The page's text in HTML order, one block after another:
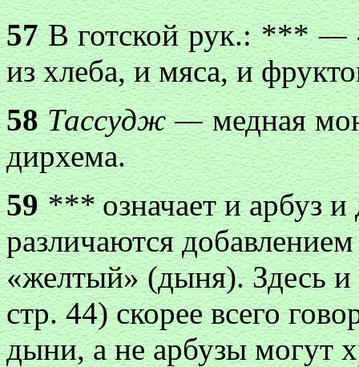
57В готской рук.: ***—
из хлеба, и мяса, и
58 Тассудж —медная
дирхема.
59***означает и арбуз
различаются
«желтый» (дыня). Здесь
стр. 44) скорее всего
дыни, а не арбузы могут